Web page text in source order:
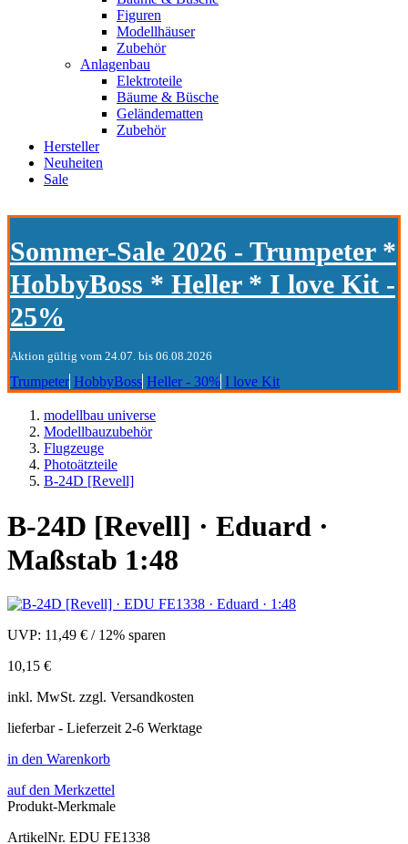
Figuren
Modellhäuser
Zubehör
Anlagenbau
Elektroteile
Bäume & Büsche
Geländematten
Zubehör
Hersteller
Neuheiten
Sale
Sommer-Sale 2026 - Trumpeter *
HobbyBoss * Heller * I love Kit -
25%
Aktion gültig vom 24.07. bis 06.08.2026
Trumpeter HobbyBoss Heller - 30% I love Kit
modellbau universe
Modellbauzubehör
Flugzeuge
Photoätzteile
B-24D [Revell]
B-24D [Revell] · Eduard ·
Maßstab 1:48
UVP: 11,49 € / 12% sparen
10,15 €
inkl. MwSt. zzgl. Versandkosten
lieferbar - Lieferzeit 2-6 Werktage
in den Warenkorb
auf den Merkzettel
Produkt-Merkmale
ArtikelNr. EDU FE1338